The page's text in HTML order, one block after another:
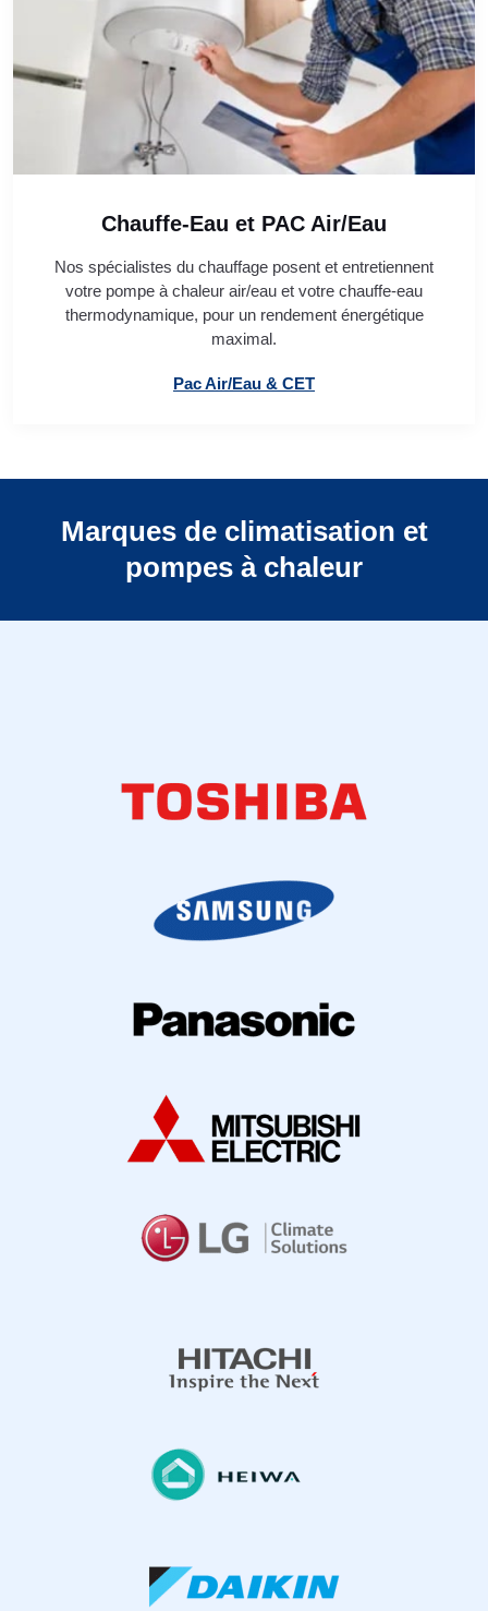
Chauffe-Eau et PAC Air/Eau
Nos spécialistes du chauffage posent et entretiennent
votre pompe à chaleur air/eau et votre chauffe-eau
thermodynamique, pour un rendement énergétique
maximal.
Pac Air/Eau & CET
Marques de climatisation et
pompes à chaleur